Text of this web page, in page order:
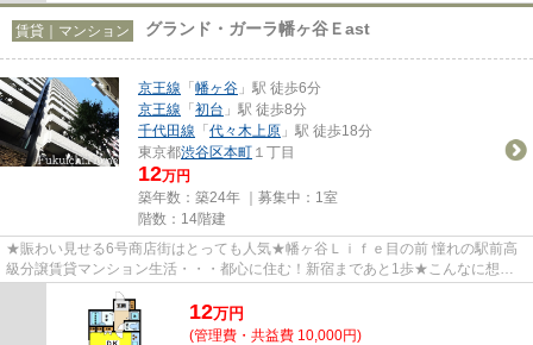
賃貸｜マンション グランド・ガーラ幡ヶ谷Ｅast
京王線 「幡ヶ谷 」駅 徒歩6分
京王線 「初台 」駅 徒歩8分
千代田線 「代々木上原 」駅 徒歩18分
東京都渋谷区本町 １丁目
12万円
築年数：築24年 ｜募集中： 1室
階数：14階建
★賑わい見せる6号商店街はとっても人気★幡ヶ谷Ｌｉｆｅ目の前 憧れの駅前高
級分譲賃貸マンション生活・・・都心に住む！新宿まであと1歩★こんなに想像
膨らむ新生活は楽しみですね(＾◇...
12万円
(管理費・共益費 10,000円)